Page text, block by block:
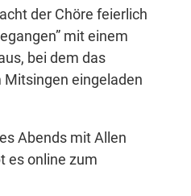
der Chöre feierlich
mit einem
bei dem das
eingeladen
Abends mit Allen
es online zum